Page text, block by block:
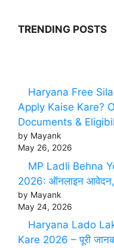
TRENDING POSTS
Haryana Free
Apply Kaise Kare?
Documents &
by Mayank
May 26, 2026
MP Ladli Behna
2026: ऑनलाइन आवेदन,
by Mayank
May 24, 2026
Haryana Lado
Kare 2026 – पूरी